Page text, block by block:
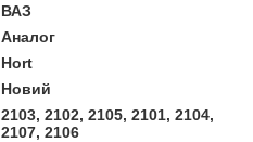
ВАЗ
Аналог
Hort
Новий
2103, 2102, 2105, 2101, 2104,
2107, 2106